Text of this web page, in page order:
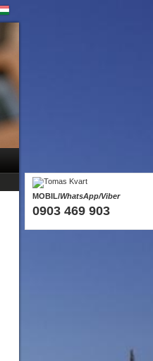
MOBIL/WhatsApp/Viber
0903 469 903